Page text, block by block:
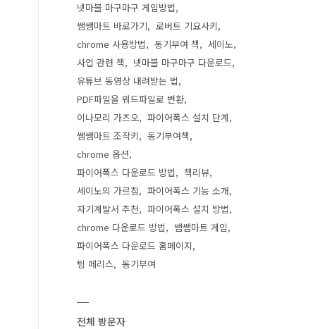
넷마블 마구마구 게임방법
쌤쌤마트 바로가기
로버트 기요사키
chrome 사용방법
동기부여 책
세이노
사업 관련 책
넷마블 마구마구 다운로드
유튜브 동영상 내려받는 법
PDF파일을 워드파일로 변환
이나모리 가즈오
파이어폭스 설치 단계
쌤쌤마트 조작키
동기부여책
chrome 옵션
파이어폭스 다운로드 방법
책리뷰
세이노의 가르침
파이어폭스 기능 소개
자기계발서 추천
파이어폭스 설치 방법
chrome 다운로드 방법
쌤쌤마트 게임
파이어폭스 다운로드 홈페이지
팀 페리스
동기부여
전체 방문자